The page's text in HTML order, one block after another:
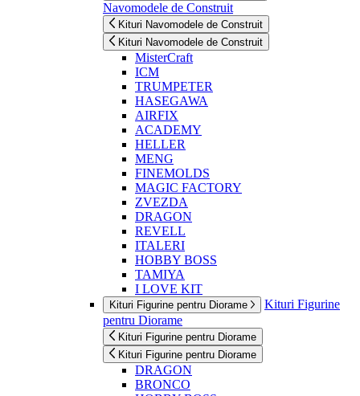
Navomodele de Construit
Kituri Navomodele de Construit
Kituri Navomodele de Construit
MisterCraft
ICM
TRUMPETER
HASEGAWA
AIRFIX
ACADEMY
HELLER
MENG
FINEMOLDS
MAGIC FACTORY
ZVEZDA
DRAGON
REVELL
ITALERI
HOBBY BOSS
TAMIYA
I LOVE KIT
Kituri Figurine pentru Diorame
Kituri Figurine
pentru Diorame
Kituri Figurine pentru Diorame
Kituri Figurine pentru Diorame
DRAGON
BRONCO